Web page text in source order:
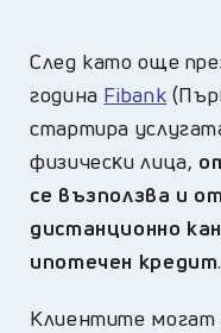
След като още
година Fіbаnk
стартира
физичecĸи лица,
се възползва и
дистанционно
ипотечен кредит.
Клиентите могат